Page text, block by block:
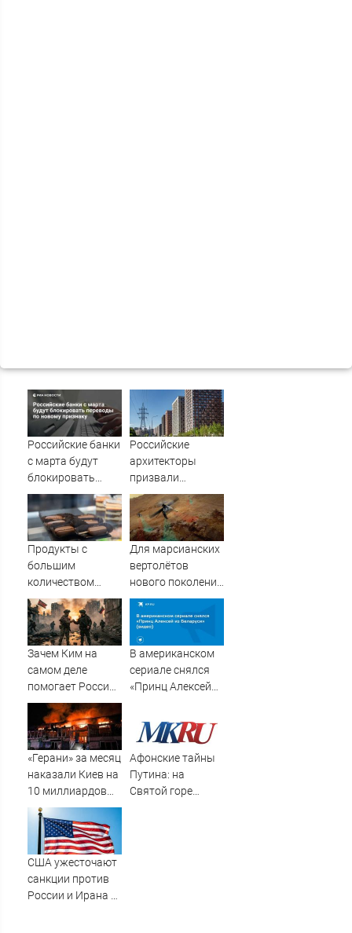
Российские банки
с марта будут
блокировать
переводы по
новому признаку
Российские
архитекторы
призвали
перестать
строить
одинаковые дома
Продукты с
большим
количеством
сахара получат
предупреждающие
надписи -
подробности
Для марсианских
вертолётов
нового поколения
сделали гибкие
антенны
георадаров — они
будут искать
Зачем Ким на
самом деле
помогает России
в СВО: Военкор
Стешин - об
истинной цели
КНДР
В американском
сериале снялся
«Принц Алексей
(видео)
«Герани» за месяц
наказали Киев на
10 миллиардов
долларов,
экономика
Украины
обнуляется вслед
Афонские тайны
Путина: на
Святой горе
США ужесточают
санкции против
России и Ирана —